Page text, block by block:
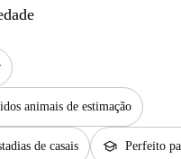
animais de estimação
de casais school Perfeito